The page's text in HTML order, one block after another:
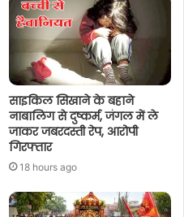
साइकिल सिखाने के बहाने
नाबालिग से दुष्कर्म, जंगल में ले
जाकर जबरदस्ती रेप, आरोपी
गिरफ्तार
18 hours ago